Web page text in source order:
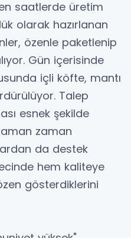
saatlerde üretim
olarak hazırlanan
özenle paketlenip
Gün içerisinde
içli köfte, mantı
Talep
esnek şekilde
zaman
da destek
hem kaliteye
gösterdiklerini